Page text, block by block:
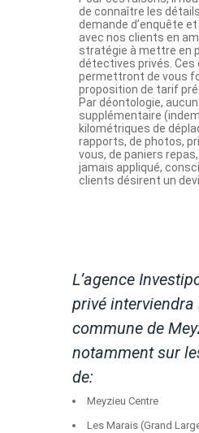
L’agence
privé interviendra
commune de
notamment sur
de:
Meyzieu Centre
Les Marais (Grand